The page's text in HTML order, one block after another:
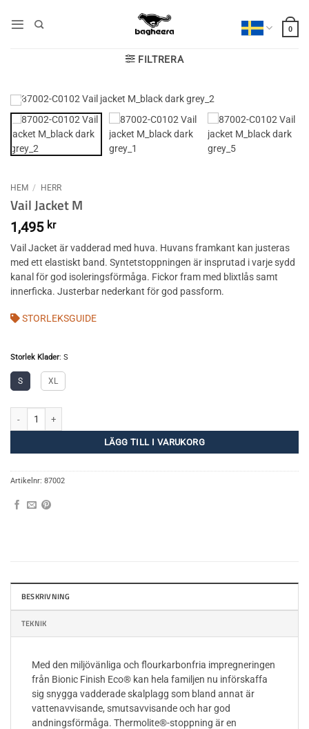
0
FILTRERA
HEM / HERR
Vail Jacket M
1,495 kr
Vail Jacket är vadderad med huva. Huvans framkant kan justeras
med ett elastiskt band. Syntetstoppningen är insprutad i varje sydd
kanal för god isoleringsförmåga. Fickor fram med blixtlås samt
innerficka. Justerbar nederkant för god passform.
STORLEKSGUIDE
Storlek Klader: S
S XL
Vail Jacket M mängd
LÄGG TILL I VARUKORG
Artikelnr: 87002
BESKRIVNING
TEKNIK
Med den miljövänliga och flourkarbonfria impregneringen
från Bionic Finish Eco® kan hela familjen nu införskaffa
sig snygga vadderade skalplagg som bland annat är
vattenavvisande, smutsavvisande och har god
andningsförmåga. Thermolite®-stoppning är en